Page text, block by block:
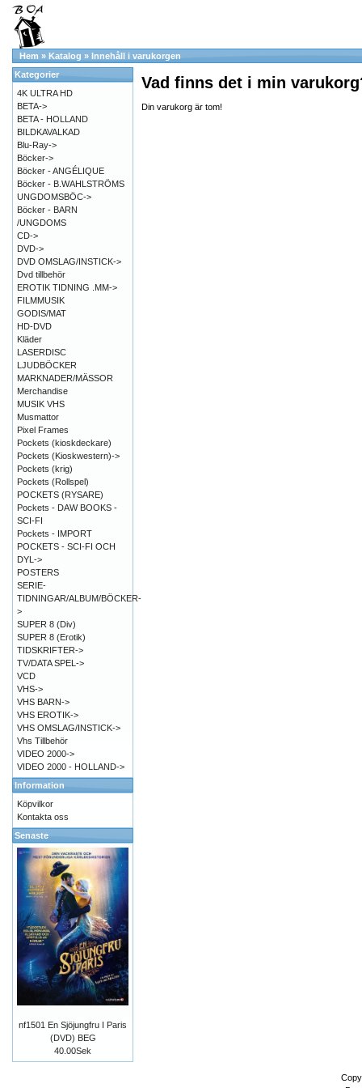
Hem » Katalog » Innehåll i varukorgen
Vad finns det i min
Din varukorg är tom!
Kategorier
4K ULTRA HD
BETA->
BETA - HOLLAND
BILDKAVALKAD
Blu-Ray->
Böcker->
Böcker - ANGÉLIQUE
Böcker - B.WAHLSTRÖMS
UNGDOMSBÖC->
Böcker - BARN
/UNGDOMS
CD->
DVD->
DVD OMSLAG/INSTICK->
Dvd tillbehör
EROTIK TIDNING .MM->
FILMMUSIK
GODIS/MAT
HD-DVD
Kläder
LASERDISC
LJUDBÖCKER
MARKNADER/MÄSSOR
Merchandise
MUSIK VHS
Musmattor
Pixel Frames
Pockets (kioskdeckare)
Pockets (Kioskwestern)->
Pockets (krig)
Pockets (Rollspel)
POCKETS (RYSARE)
Pockets - DAW BOOKS -
SCI-FI
Pockets - IMPORT
POCKETS - SCI-FI OCH
DYL->
POSTERS
SERIE-
TIDNINGAR/ALBUM/BÖCKER-
>
SUPER 8 (Div)
SUPER 8 (Erotik)
TIDSKRIFTER->
TV/DATA SPEL->
VCD
VHS->
VHS BARN->
VHS EROTIK->
VHS OMSLAG/INSTICK->
Vhs Tillbehör
VIDEO 2000->
VIDEO 2000 - HOLLAND->
Information
Köpvilkor
Kontakta oss
Senaste
nf1501 En Sjöjungfru I Paris
(DVD) BEG
40.00Sek